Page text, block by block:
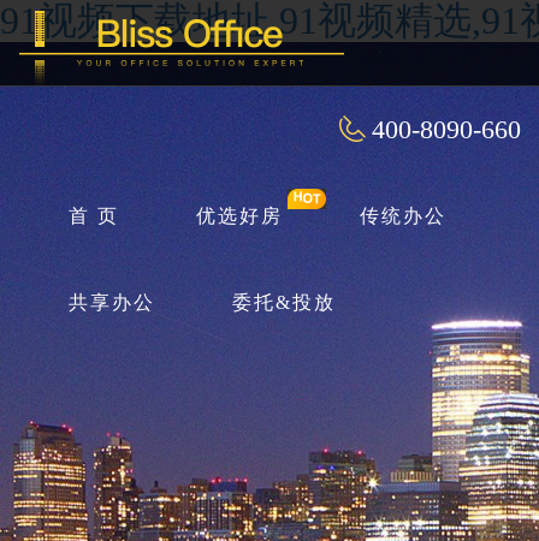
91视频下载地址,91视频精选
400-8090-660
首 页 优选好房 传统办公
共享办公 委托&投放